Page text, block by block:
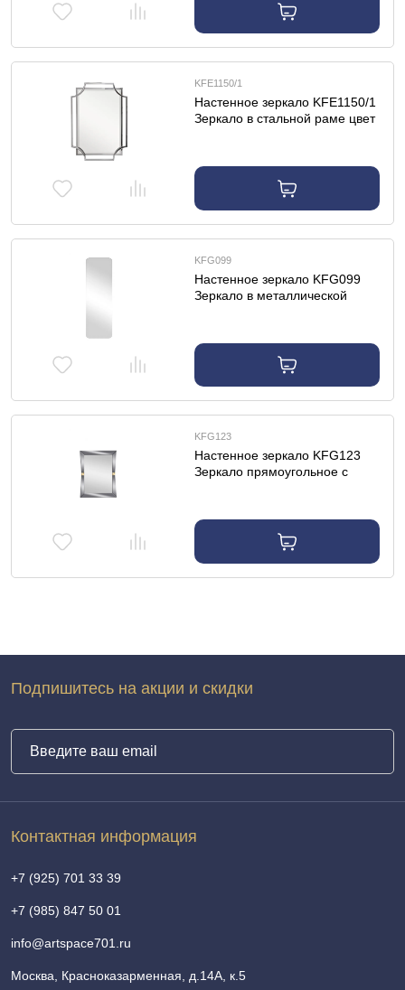
KFE1150/1
Настенное зеркало KFE1150/1
Зеркало в стальной раме цвет
KFG099
Настенное зеркало KFG099
Зеркало в металлической
KFG123
Настенное зеркало KFG123
Зеркало прямоугольное с
Контактная информация
+7 (925) 701 33 39
+7 (985) 847 50 01
info@artspace701.ru
Москва, Красноказарменная, д.14А, к.5
Подпишитесь на акции и скидки